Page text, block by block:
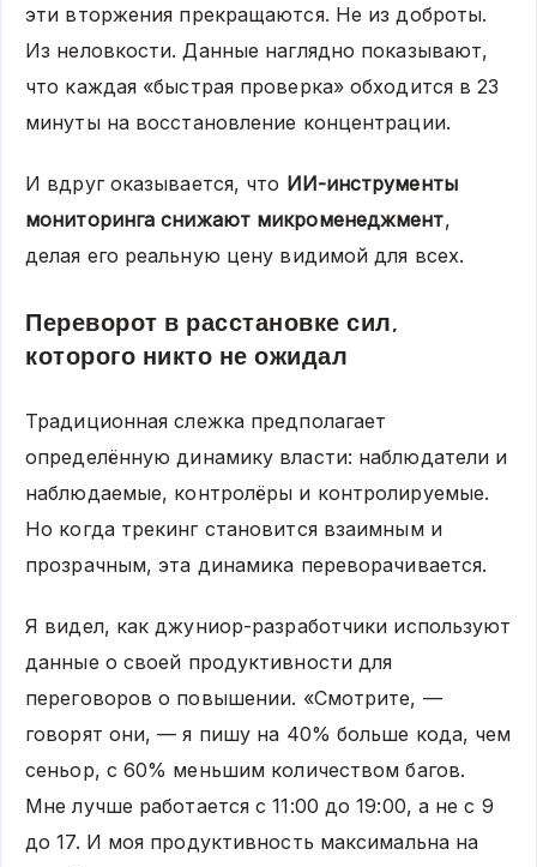
эти вторжения прекращаются. Не из доброты.
Из неловкости. Данные наглядно показывают,
что каждая «быстрая проверка» обходится в 23
минуты на восстановление концентрации.
И вдруг оказывается, что ИИ-инструменты
мониторинга снижают микроменеджмент,
делая его реальную цену видимой для всех.
Переворот в расстановке сил,
которого никто не ожидал
Традиционная слежка предполагает
определённую динамику власти: наблюдатели и
наблюдаемые, контролёры и контролируемые.
Но когда трекинг становится взаимным и
прозрачным, эта динамика переворачивается.
Я видел, как джуниор-разработчики используют
данные о своей продуктивности для
переговоров о повышении. «Смотрите, —
говорят они, — я пишу на 40% больше кода, чем
сеньор, с 60% меньшим количеством багов.
Мне лучше работается с 11:00 до 19:00, а не с 9
до 17. И моя продуктивность максимальна на